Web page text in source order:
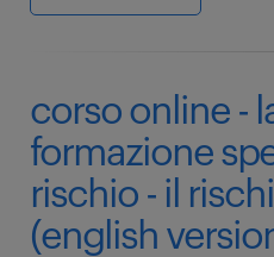
corso online -
formazione
rischio - il
(english